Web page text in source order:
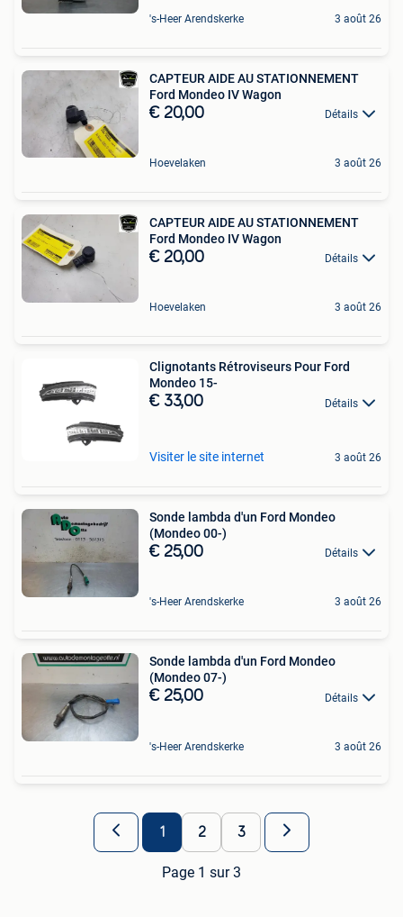
's-Heer Arendskerke 3 août 26
CAPTEUR AIDE AU STATIONNEMENT
Ford Mondeo IV Wagon
€ 20,00 Détails
Hoevelaken 3 août 26
CAPTEUR AIDE AU STATIONNEMENT
Ford Mondeo IV Wagon
€ 20,00 Détails
Hoevelaken 3 août 26
Clignotants Rétroviseurs Pour Ford
Mondeo 15-
€ 33,00 Détails
Visiter le site internet 3 août 26
Sonde lambda d'un Ford Mondeo
(Mondeo 00-)
€ 25,00 Détails
's-Heer Arendskerke 3 août 26
Sonde lambda d'un Ford Mondeo
(Mondeo 07-)
€ 25,00 Détails
's-Heer Arendskerke 3 août 26
1 2 3
Page 1 sur 3